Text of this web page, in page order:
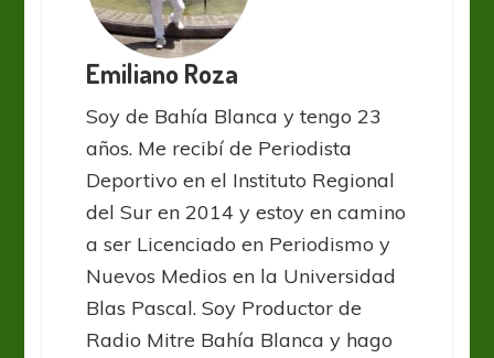
Emiliano Roza
Soy de Bahía Blanca y tengo 23
años. Me recibí de Periodista
Deportivo en el Instituto Regional
del Sur en 2014 y estoy en camino
a ser Licenciado en Periodismo y
Nuevos Medios en la Universidad
Blas Pascal. Soy Productor de
Radio Mitre Bahía Blanca y hago